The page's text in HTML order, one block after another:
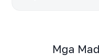
Mga